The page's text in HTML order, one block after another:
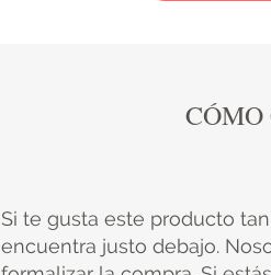
Si te gusta este producto
encuentra justo debajo.